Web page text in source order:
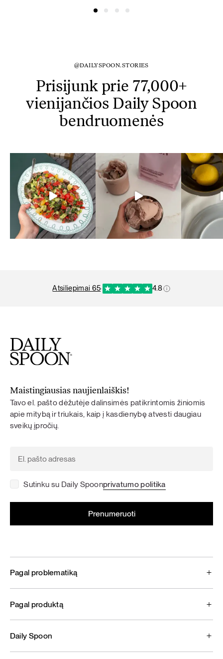
@DAILYSPOON.STORIES
Prisijunk prie 77,000+
vienijančios Daily Spoon
bendruomenės
atsiliepimai 65· 4.8
Maistingiausias naujienlaiškis!
Tavo el. pašto dėžutėje dalinsimės patikrintomis žiniomis
apie mitybą ir triukais, kaip į kasdienybę atvesti daugiau
sveikų įpročių.
Sutinku su Daily Spoonprivatumo politika
Pagal problematiką
Pagal produktą
Daily Spoon